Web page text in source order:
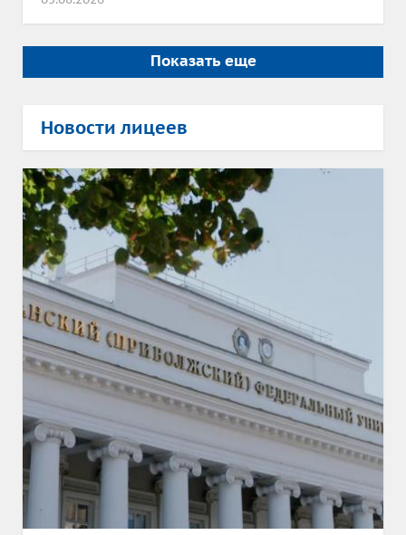
Показать еще
Новости лицеев